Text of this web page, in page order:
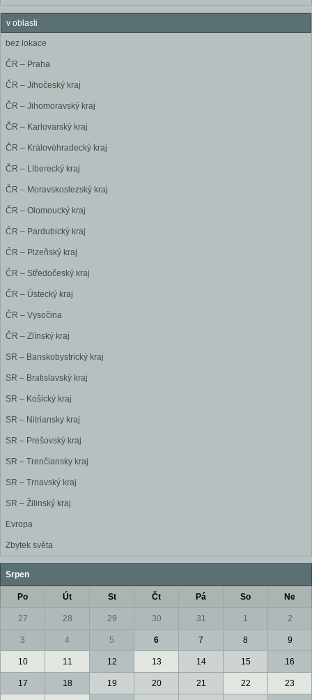
v oblasti
bez lokace
ČR – Praha
ČR – Jihočeský kraj
ČR – Jihomoravský kraj
ČR – Karlovarský kraj
ČR – Královéhradecký kraj
ČR – Liberecký kraj
ČR – Moravskoslezský kraj
ČR – Olomoucký kraj
ČR – Pardubický kraj
ČR – Plzeňský kraj
ČR – Středočeský kraj
ČR – Ústecký kraj
ČR – Vysočina
ČR – Zlínský kraj
SR – Banskobystrický kraj
SR – Bratislavský kraj
SR – Košický kraj
SR – Nitriansky kraj
SR – Prešovský kraj
SR – Trenčiansky kraj
SR – Trnavský kraj
SR – Žilinský kraj
Evropa
Zbytek světa
Srpen
Po Út St Čt Pá So Ne
27 28 29 30 31 1 2
3 4 5 6 7 8 9
10 11 12 13 14 15 16
17 18 19 20 21 22 23